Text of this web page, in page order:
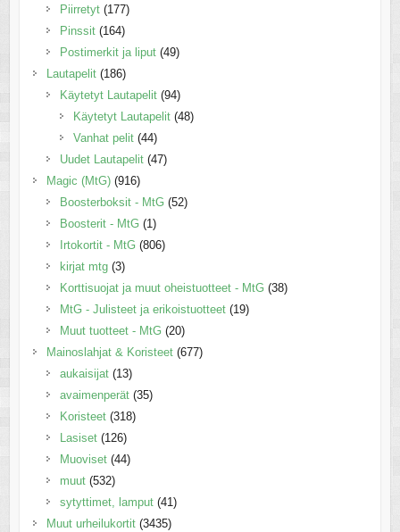
Piirretyt (177)
Pinssit (164)
Postimerkit ja liput (49)
Lautapelit (186)
Käytetyt Lautapelit (94)
Käytetyt Lautapelit (48)
Vanhat pelit (44)
Uudet Lautapelit (47)
Magic (MtG) (916)
Boosterboksit - MtG (52)
Boosterit - MtG (1)
Irtokortit - MtG (806)
kirjat mtg (3)
Korttisuojat ja muut oheistuotteet - MtG (38)
MtG - Julisteet ja erikoistuotteet (19)
Muut tuotteet - MtG (20)
Mainoslahjat & Koristeet (677)
aukaisijat (13)
avaimenperät (35)
Koristeet (318)
Lasiset (126)
Muoviset (44)
muut (532)
sytyttimet, lamput (41)
Muut urheilukortit (3435)